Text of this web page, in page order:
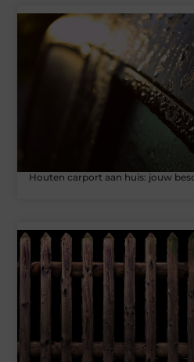
Houten carport aan huis: jouw